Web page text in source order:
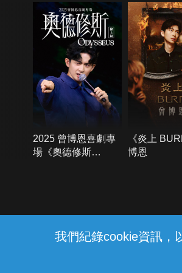
我們紀錄cookie資訊，
2025 曾博恩喜劇專
場《奧德修斯
《炎上
博恩